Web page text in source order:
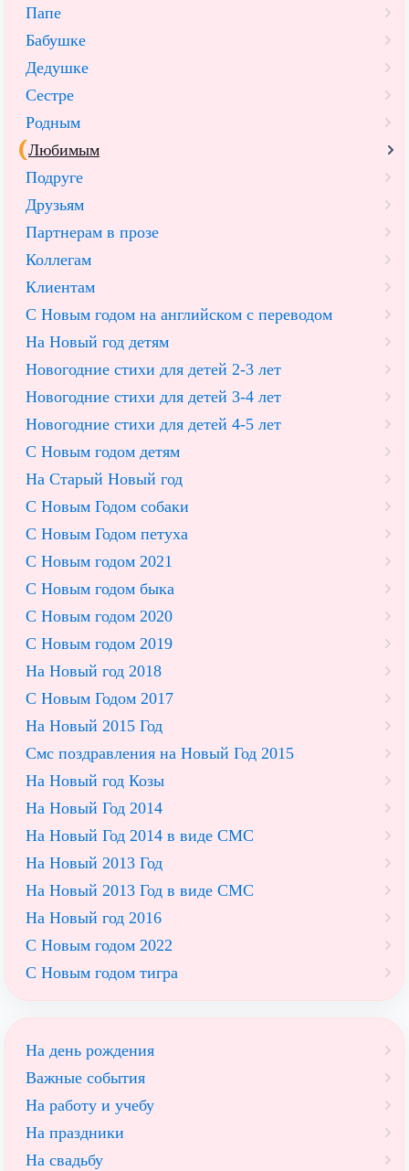
Папе
Бабушке
Дедушке
Сестре
Родным
Любимым
Подруге
Друзьям
Партнерам в прозе
Коллегам
Клиентам
С Новым годом на английском с переводом
На Новый год детям
Новогодние стихи для детей 2-3 лет
Новогодние стихи для детей 3-4 лет
Новогодние стихи для детей 4-5 лет
С Новым годом детям
На Старый Новый год
С Новым Годом собаки
С Новым Годом петуха
С Новым годом 2021
С Новым годом быка
С Новым годом 2020
С Новым годом 2019
На Новый год 2018
С Новым Годом 2017
На Новый 2015 Год
Смс поздравления на Новый Год 2015
На Новый год Козы
На Новый Год 2014
На Новый Год 2014 в виде СМС
На Новый 2013 Год
На Новый 2013 Год в виде СМС
На Новый год 2016
С Новым годом 2022
С Новым годом тигра
На день рождения
Важные события
На работу и учебу
На праздники
На свадьбу